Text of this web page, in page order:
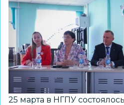
25 марта в НГПУ